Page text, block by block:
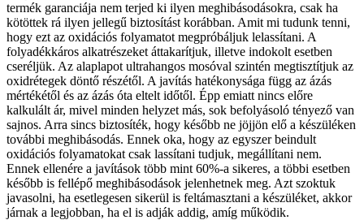
termék garanciája nem terjed ki ilyen meghibásodásokra, csak ha
kötöttek rá ilyen jellegű biztosítást korábban. Amit mi tudunk tenni,
hogy ezt az oxidációs folyamatot megpróbáljuk lelassítani. A
folyadékkáros alkatrészeket áttakarítjuk, illetve indokolt esetben
cseréljük. Az alaplapot ultrahangos mosóval szintén megtisztítjuk az
oxidrétegek döntő részétől. A javítás hatékonysága függ az ázás
mértékétől és az ázás óta eltelt időtől. Épp emiatt nincs előre
kalkulált ár, mivel minden helyzet más, sok befolyásoló tényező van
sajnos. Arra sincs biztosíték, hogy később ne jöjjön elő a készüléken
további meghibásodás. Ennek oka, hogy az egyszer beindult
oxidációs folyamatokat csak lassítani tudjuk, megállítani nem.
Ennek ellenére a javítások több mint 60%-a sikeres, a többi esetben
később is fellépő meghibásodások jelenhetnek meg. Azt szoktuk
javasolni, ha esetlegesen sikerül is feltámasztani a készüléket, akkor
járnak a legjobban, ha el is adják addig, amíg működik.